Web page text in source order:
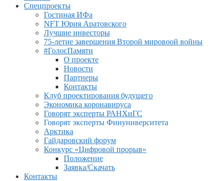
Спецпроекты
Гостиная ИФа
NFT Юрия Аратовского
Лучшие инвесторы
75-летие завершения Второй мировоой войны
#ГолосПамяти
О проекте
Новости
Партнеры
Контакты
Клуб проектирования будущего
Экономика коронавируса
Говорят эксперты РАНХиГС
Говорят эксперты Финуниверситета
Арктика
Гайдаровский форум
Конкурс «Цифровой прорыв»
Положение
Заявка/Скачать
Контакты